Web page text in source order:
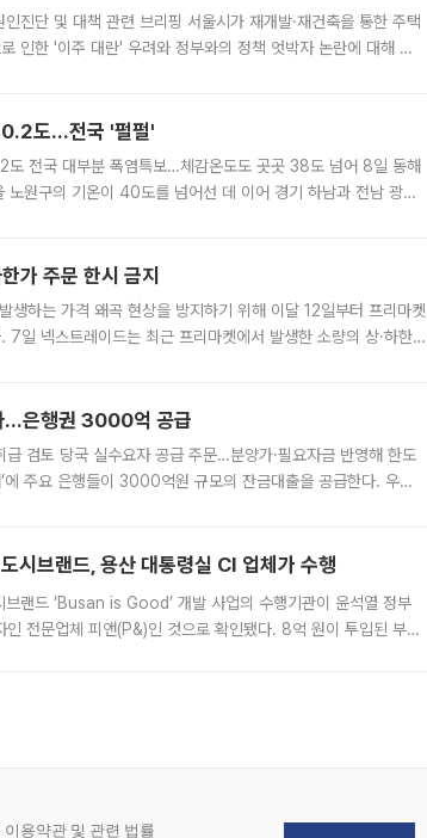
진단 및 대책 관련 브리핑 서울시가 재개발·재건축을 통한 주택
인한 '이주 대란' 우려와 정부와의 정책 엇박자 논란에 대해 정
도…전국 '펄펄'
전국 대부분 폭염특보…체감온도도 곳곳 38도 넘어 8일 동해
노원구의 기온이 40도를 넘어선 데 이어 경기 하남과 전남 광양
가 주문 한시 금지
생하는 가격 왜곡 현상을 방지하기 위해 이달 12일부터 프리마켓
7일 넥스트레이드는 최근 프리마켓에서 발생한 소량의 상·하한
…은행권 3000억 공급
검토 당국 실수요자 공급 주문…분양가·필요자금 반영해 한도
에 주요 은행들이 3000억원 규모의 잔금대출을 공급한다. 우리
브랜드, 용산 대통령실 CI 업체가 수행
랜드 ‘Busan is Good’ 개발 사업의 수행기관이 윤석열 정부
전문업체 피앤(P&)인 것으로 확인됐다. 8억 원이 투입된 부산